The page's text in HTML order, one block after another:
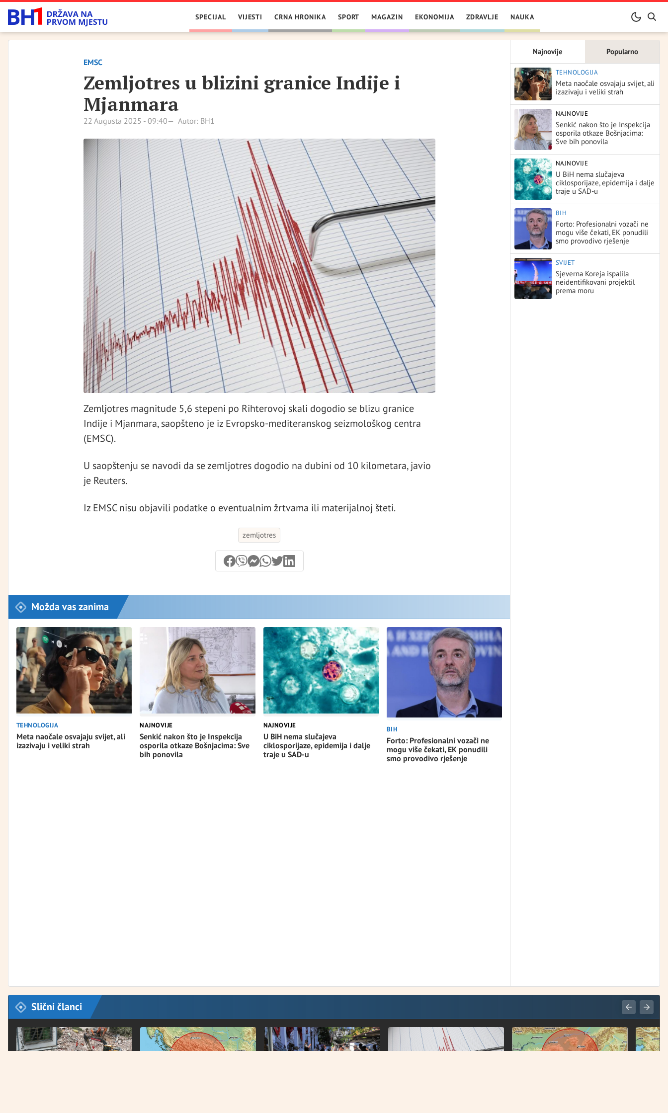
SPECIJAL VIJESTI CRNA HRONIKA SPORT MAGAZIN EKONOMIJA ZDRAVLJE NAUKA
EMSC
Zemljotres u blizini granice Indije i
Mjanmara
22 Augusta 2025 - 09:40 Autor: BH1
Zemljotres magnitude 5,6 stepeni po Rihterovoj skali dogodio se blizu granice
Indije i Mjanmara, saopšteno je iz Evropsko-mediteranskog seizmološkog centra
(EMSC).
U saopštenju se navodi da se zemljotres dogodio na dubini od 10 kilometara, javio
je Reuters.
Iz EMSC nisu objavili podatke o eventualnim žrtvama ili materijalnoj šteti.
zemljotres
Možda vas zanima
TEHNOLOGIJA
Meta naočale osvajaju svijet, ali
izazivaju i veliki strah
NAJNOVIJE
Senkić nakon što je Inspekcija
osporila otkaze Bošnjacima: Sve
bih ponovila
NAJNOVIJE
U BiH nema slučajeva
ciklosporijaze, epidemija i dalje
traje u SAD-u
BIH
Forto: Profesionalni vozači ne
mogu više čekati, EK ponudili
smo provodivo rješenje
Najnovije Popularno
TEHNOLOGIJA
Meta naočale osvajaju svijet, ali
izazivaju i veliki strah
NAJNOVIJE
Senkić nakon što je Inspekcija
osporila otkaze Bošnjacima:
Sve bih ponovila
NAJNOVIJE
U BiH nema slučajeva
ciklosporijaze, epidemija i dalje
traje u SAD-u
BIH
Forto: Profesionalni vozači ne
mogu više čekati, EK ponudili
smo provodivo rješenje
SVIJET
Sjeverna Koreja ispalila
neidentifikovani projektil
prema moru
Slični članci